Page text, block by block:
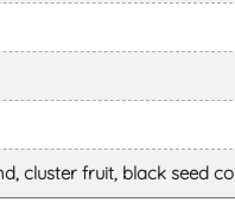
cluster fruit, black seed